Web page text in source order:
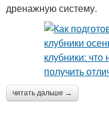
дренажную систему.
читать дальше →